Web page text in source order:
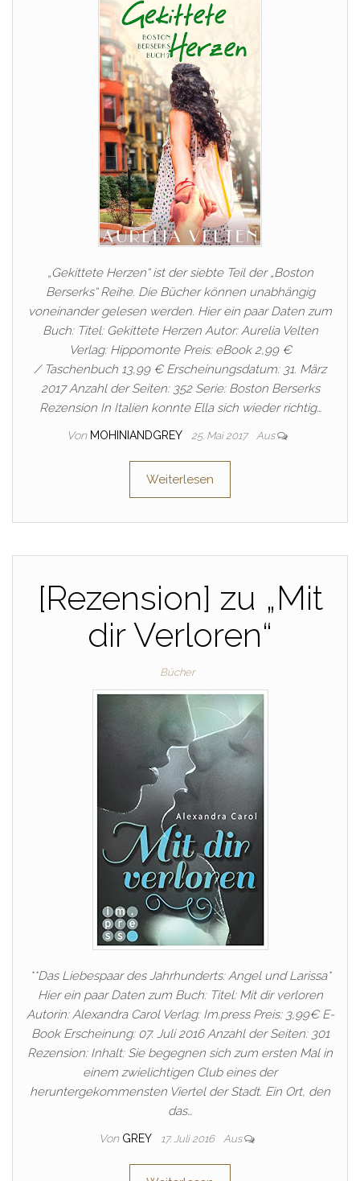
„Gekittete Herzen“ ist der siebte Teil der „Boston
Berserks“ Reihe. Die Bücher können unabhängig
voneinander gelesen werden. Hier ein paar Daten zum
Buch: Titel: Gekittete Herzen Autor: Aurelia Velten
Verlag: Hippomonte Preis: eBook 2,99 €
/ Taschenbuch 13,99 € Erscheinungsdatum: 31. März
2017 Anzahl der Seiten: 352 Serie: Boston Berserks
Rezension In Italien konnte Ella sich wieder richtig…
Von MOHINIANDGREY 25. Mai 2017 Aus
Weiterlesen
[Rezension] zu „Mit
dir Verloren“
Bücher
**Das Liebespaar des Jahrhunderts: Angel und Larissa*
Hier ein paar Daten zum Buch: Titel: Mit dir verloren
Autorin: Alexandra Carol Verlag: Im.press Preis: 3,99€ E-
Book Erscheinung: 07. Juli 2016 Anzahl der Seiten: 301
Rezension: Inhalt: Sie begegnen sich zum ersten Mal in
einem zwielichtigen Club eines der
heruntergekommensten Viertel der Stadt. Ein Ort, den
das…
Von GREY 17. Juli 2016 Aus